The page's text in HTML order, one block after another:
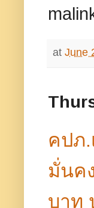
at June
คปภ.
มั่นค
บาท